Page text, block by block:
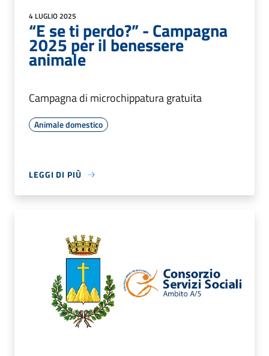
4 LUGLIO 2025
“E se ti perdo?” - Campagna
2025 per il benessere
animale
Campagna di microchippatura gratuita
Animale domestico
LEGGI DI PIÙ